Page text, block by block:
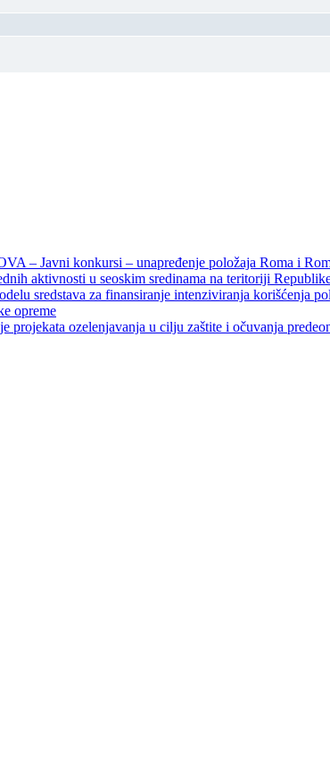
Javni konkursi – unapređenje položaja Roma i
aktivnosti u seoskim sredinama na teritoriji
za finansiranje intenziviranja korišćenja
opreme
ozelenjavanja u cilju zaštite i očuvanja